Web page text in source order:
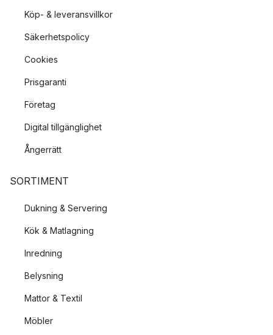
Köp- & leveransvillkor
Säkerhetspolicy
Cookies
Prisgaranti
Företag
Digital tillgänglighet
Ångerrätt
SORTIMENT
Dukning & Servering
Kök & Matlagning
Inredning
Belysning
Mattor & Textil
Möbler